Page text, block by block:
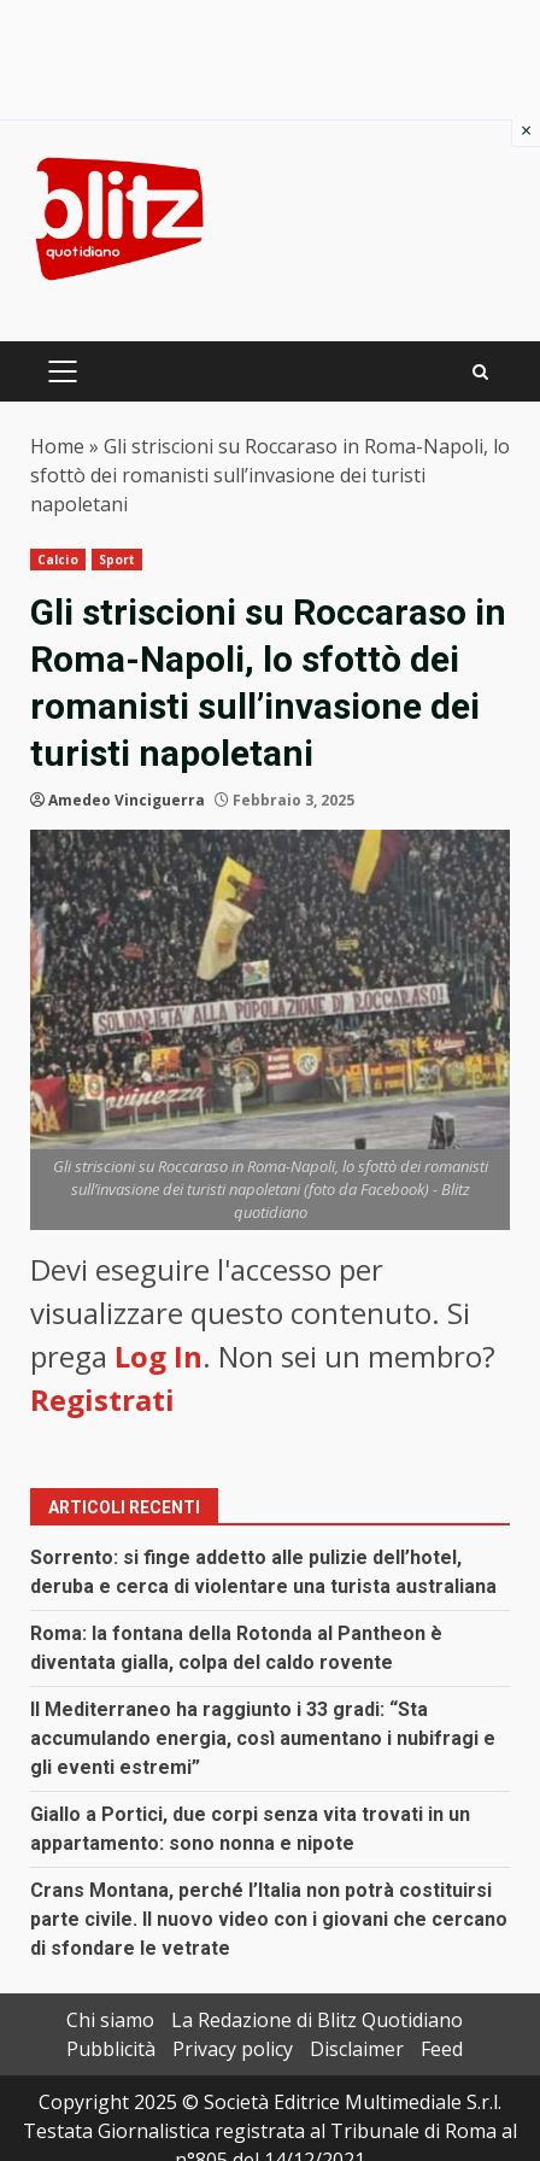
content
PRIMARY
Home » Gli striscioni su Roccaraso in Roma-Napoli, lo
sfottò dei romanisti sull’invasione dei turisti
napoletani
Calcio Sport
Gli striscioni su Roccaraso in
Roma-Napoli, lo sfottò dei
romanisti sull’invasione dei
turisti napoletani
Amedeo Vinciguerra Febbraio 3, 2025
Gli striscioni su Roccaraso in Roma-Napoli, lo sfottò dei romanisti
sull’invasione dei turisti napoletani (foto da Facebook) - Blitz
quotidiano
Devi eseguire l'accesso per
visualizzare questo contenuto. Si
prega Log In. Non sei un membro?
Registrati
ARTICOLI RECENTI
Sorrento: si finge addetto alle pulizie dell’hotel,
deruba e cerca di violentare una turista australiana
Roma: la fontana della Rotonda al Pantheon è
diventata gialla, colpa del caldo rovente
Il Mediterraneo ha raggiunto i 33 gradi: “Sta
accumulando energia, così aumentano i nubifragi e
gli eventi estremi”
Giallo a Portici, due corpi senza vita trovati in un
appartamento: sono nonna e nipote
Crans Montana, perché l’Italia non potrà costituirsi
parte civile. Il nuovo video con i giovani che cercano
di sfondare le vetrate
Chi siamo
La Redazione di Blitz Quotidiano
Pubblicità
Privacy policy Disclaimer
Feed
Copyright 2025 © Società Editrice Multimediale S.r.l.
Testata Giornalistica registrata al Tribunale di Roma al
×